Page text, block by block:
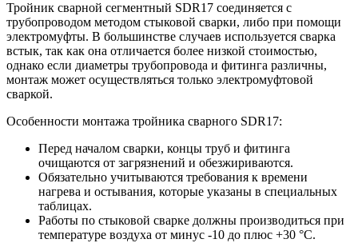
Тройник сварной сегментный SDR17 соединяется с
трубопроводом методом стыковой сварки, либо при помощи
электромуфты. В большинстве случаев используется сварка
встык, так как она отличается более низкой стоимостью,
однако если диаметры трубопровода и фитинга различны,
монтаж может осуществляться только электромуфтовой
сваркой.
Особенности монтажа тройника сварного SDR17:
Перед началом сварки, концы труб и фитинга
очищаются от загрязнений и обезжириваются.
Обязательно учитываются требования к времени
нагрева и остывания, которые указаны в специальных
таблицах.
Работы по стыковой сварке должны производиться при
температуре воздуха от минус -10 до плюс +30 °С.